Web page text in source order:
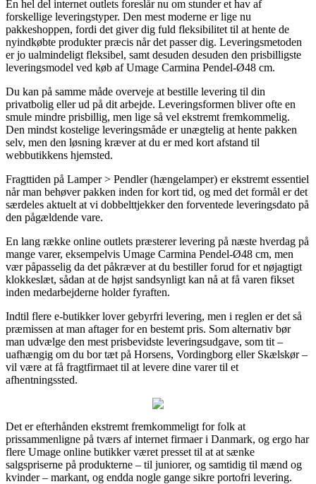
En hel del internet outlets foreslår nu om stunder et hav af
forskellige leveringstyper. Den mest moderne er lige nu
pakkeshoppen, fordi det giver dig fuld fleksibilitet til at hente de
nyindkøbte produkter præcis når det passer dig. Leveringsmetoden
er jo ualmindeligt fleksibel, samt desuden desuden den prisbilligste
leveringsmodel ved køb af Umage Carmina Pendel-Ø48 cm.
Du kan på samme måde overveje at bestille levering til din
privatbolig eller ud på dit arbejde. Leveringsformen bliver ofte en
smule mindre prisbillig, men lige så vel ekstremt fremkommelig.
Den mindst kostelige leveringsmåde er unægtelig at hente pakken
selv, men den løsning kræver at du er med kort afstand til
webbutikkens hjemsted.
Fragttiden på Lamper > Pendler (hængelamper) er ekstremt essentiel
når man behøver pakken inden for kort tid, og med det formål er det
særdeles aktuelt at vi dobbelttjekker den forventede leveringsdato på
den pågældende vare.
En lang række online outlets præsterer levering på næste hverdag på
mange varer, eksempelvis Umage Carmina Pendel-Ø48 cm, men
vær påpasselig da det påkræver at du bestiller forud for et nøjagtigt
klokkeslæt, sådan at de højst sandsynligt kan nå at få varen fikset
inden medarbejderne holder fyraften.
Indtil flere e-butikker lover gebyrfri levering, men i reglen er det så
præmissen at man aftager for en bestemt pris. Som alternativ bør
man udvælge den mest prisbevidste leveringsudgave, som tit –
uafhængig om du bor tæt på Horsens, Vordingborg eller Skælskør –
vil være at få fragtfirmaet til at levere dine varer til et
afhentningssted.
Det er efterhånden ekstremt fremkommeligt for folk at
prissammenligne på tværs af internet firmaer i Danmark, og ergo har
flere Umage online butikker været presset til at at sænke
salgspriserne på produkterne – til juniorer, og samtidig til mænd og
kvinder – markant, og endda nogle gange sikre portofri levering.